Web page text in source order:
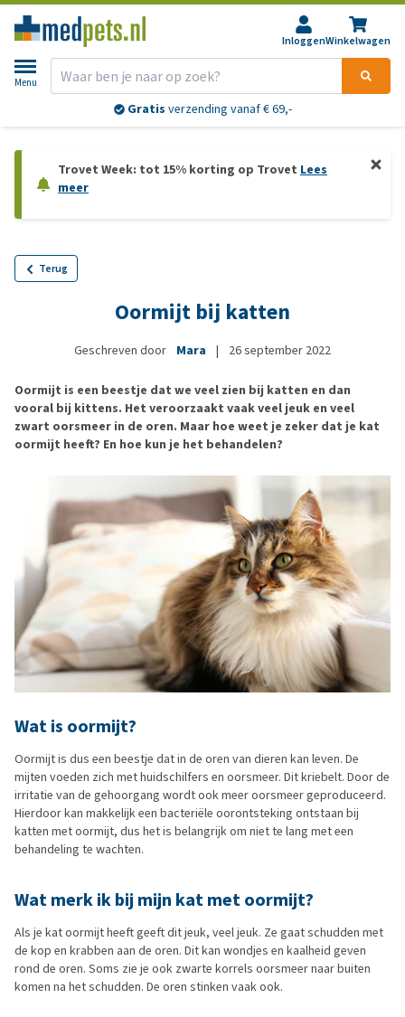
InloggenWinkelwagen
Menu
Gratis verzending vanaf € 69,-
Trovet Week: tot 15% korting op Trovet Lees
meer
Terug
Oormijt bij katten
Geschreven door Mara | 26 september 2022
Oormijt is een beestje dat we veel zien bij katten en dan
vooral bij kittens. Het veroorzaakt vaak veel jeuk en veel
zwart oorsmeer in de oren. Maar hoe weet je zeker dat je kat
oormijt heeft? En hoe kun je het behandelen?
Wat is oormijt?
Oormijt is dus een beestje dat in de oren van dieren kan leven. De
mijten voeden zich met huidschilfers en oorsmeer. Dit kriebelt. Door de
irritatie van de gehoorgang wordt ook meer oorsmeer geproduceerd.
Hierdoor kan makkelijk een bacteriële oorontsteking ontstaan bij
katten met oormijt, dus het is belangrijk om niet te lang met een
behandeling te wachten.
Wat merk ik bij mijn kat met oormijt?
Als je kat oormijt heeft geeft dit jeuk, veel jeuk. Ze gaat schudden met
de kop en krabben aan de oren. Dit kan wondjes en kaalheid geven
rond de oren. Soms zie je ook zwarte korrels oorsmeer naar buiten
komen na het schudden. De oren stinken vaak ook.